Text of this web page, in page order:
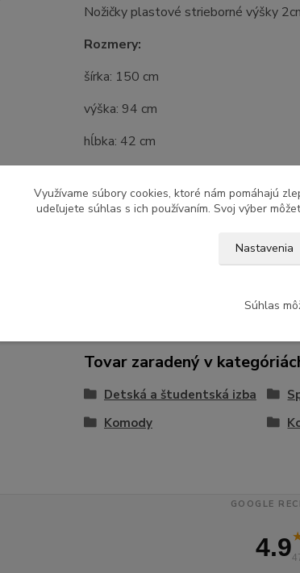
Nožičky plastové strieborné výšky
Rozmery:
šírka: 150 cm
výška: 94 cm
hĺbka: 42 cm
Tovar zaradený v
Detská a študentská izba
Komody
GOOGLE
4.9
Využívame súbory cookies, ktoré nám pomáhajú
udeľujete súhlas s ich používaním. Svoj výber
Nastavenia
Súhlas